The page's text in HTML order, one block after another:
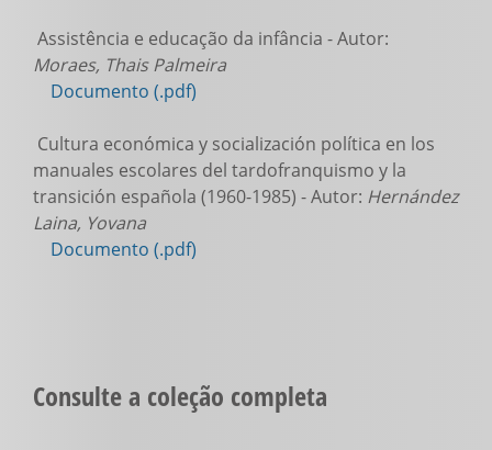
Assistência e educação da infância - Autor:
Moraes, Thais Palmeira
Documento (.pdf)
Cultura económica y socialización política en los
manuales escolares del tardofranquismo y la
transición española (1960-1985) - Autor: Hernández
Laina, Yovana
Documento (.pdf)
Consulte a coleção completa